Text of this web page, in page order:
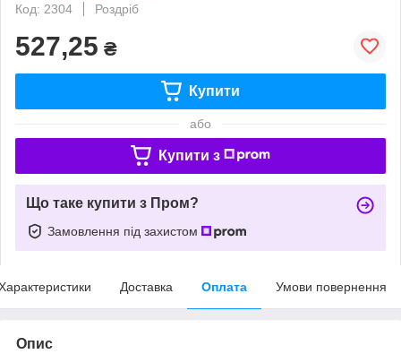
Код: 2304
Роздріб
527,25 ₴
Купити
або
Купити з
Що таке купити з Пром?
Замовлення під захистом
Доставка Оплата Умови повернення
Опис